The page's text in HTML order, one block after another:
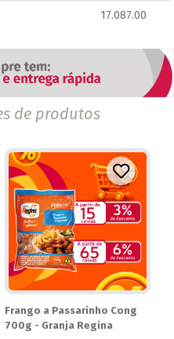
17.087.00
de produtos
Frango a Passarinho Cong
700g - Granja Regina